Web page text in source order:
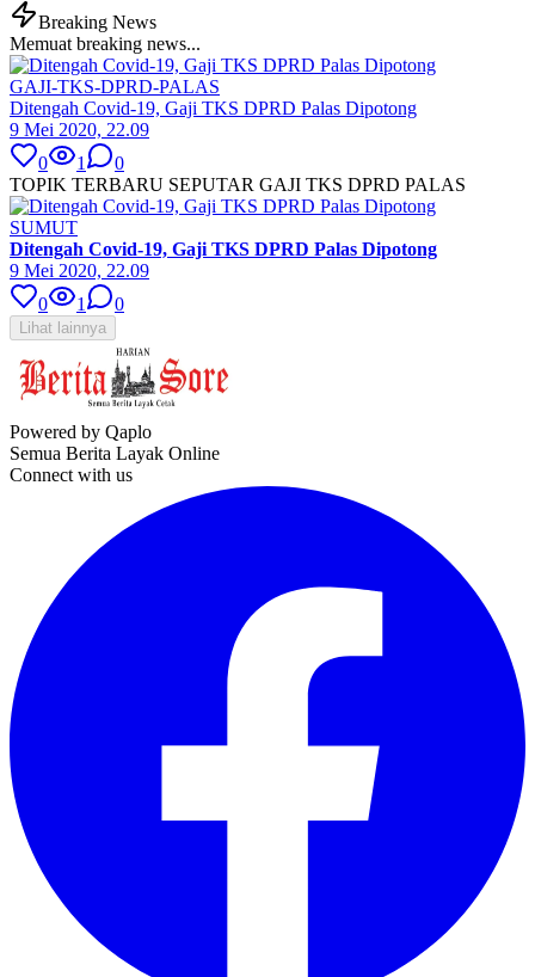
Breaking News
Memuat breaking news...
GAJI-TKS-DPRD-PALAS
Ditengah Covid-19, Gaji TKS DPRD Palas Dipotong
9 Mei 2020, 22.09
0
1
0
TOPIK TERBARU SEPUTAR GAJI TKS DPRD PALAS
SUMUT
Ditengah Covid-19, Gaji TKS DPRD Palas Dipotong
9 Mei 2020, 22.09
0
1 0
Lihat lainnya
Powered by Qaplo
Semua Berita Layak Online
Connect with us